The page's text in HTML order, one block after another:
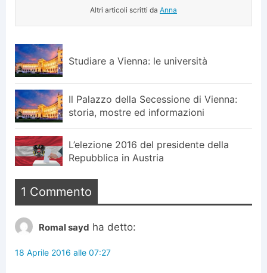
Altri articoli scritti da Anna
Studiare a Vienna: le università
Il Palazzo della Secessione di Vienna:
storia, mostre ed informazioni
L’elezione 2016 del presidente della
Repubblica in Austria
1 Commento
Romal sayd ha detto:
18 Aprile 2016 alle 07:27